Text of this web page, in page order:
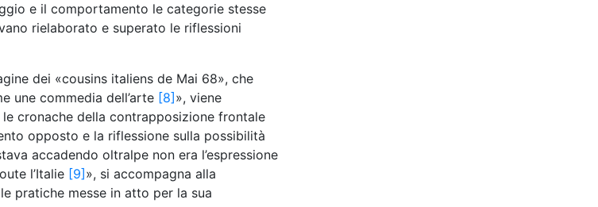
e il comportamento le categorie stesse
rielaborato e superato le riflessioni
dei «cousins italiens de Mai 68», che
une commedia dell’arte [8] », viene
cronache della contrapposizione frontale
opposto e la riflessione sulla possibilità
accadendo oltralpe non era l’espressione
l’Italie [9] », si accompagna alla
pratiche messe in atto per la sua